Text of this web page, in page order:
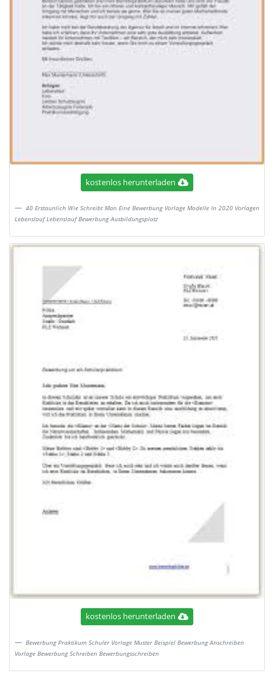
kostenlos herunterladen
40 Erstaunlich Wie Schreibt Man Eine Bewerbung Vorlage Modelle In 2020 Vorlagen
Lebenslauf Lebenslauf Bewerbung Ausbildungsplatz
kostenlos herunterladen
Bewerbung Praktikum Schuler Vorlage Muster Beispiel Bewerbung Anschreiben
Vorlage Bewerbung Schreiben Bewerbungsschreiben